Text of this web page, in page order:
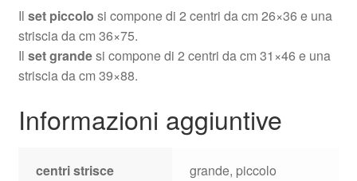
Il set piccolo si compone di 2 centri da cm 26×36 e una
striscia da cm 36×75.
Il set grandesi compone di 2 centri da cm 31×46 e una
striscia da cm 39×88.
Informazioni aggiuntive
centri strisce grande, piccolo